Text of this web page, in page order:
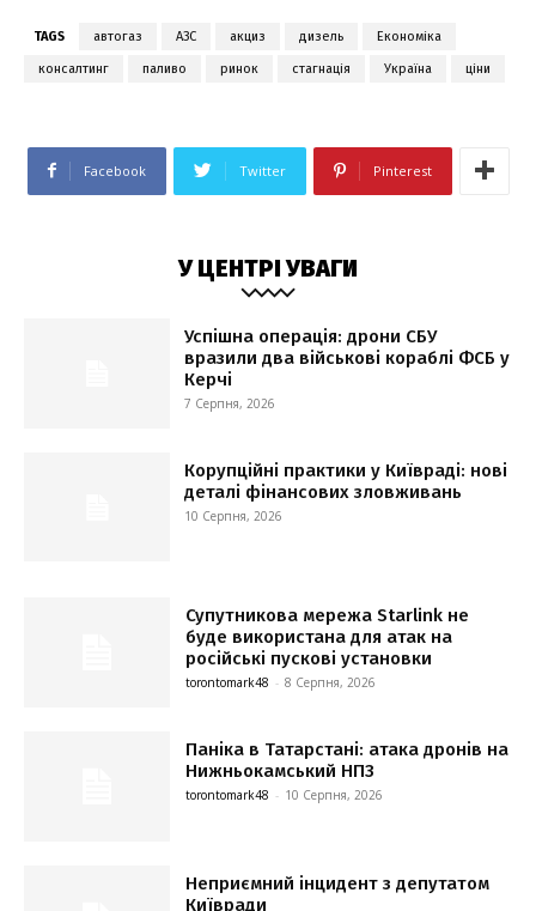
TAGS автогаз АЗС акциз дизель Економіка
консалтинг паливо ринок стагнація Україна ціни
Facebook Twitter Pinterest
У ЦЕНТРІ УВАГИ
Успішна операція: дрони СБУ
вразили два військові кораблі ФСБ у
Керчі
7 Серпня, 2026
Корупційні практики у Київраді: нові
деталі фінансових зловживань
10 Серпня, 2026
Супутникова мережа Starlink не
буде використана для атак на
російські пускові установки
torontomark48 - 8 Серпня, 2026
Паніка в Татарстані: атака дронів на
Нижньокамський НПЗ
torontomark48 - 10 Серпня, 2026
Неприємний інцидент з депутатом
Київради